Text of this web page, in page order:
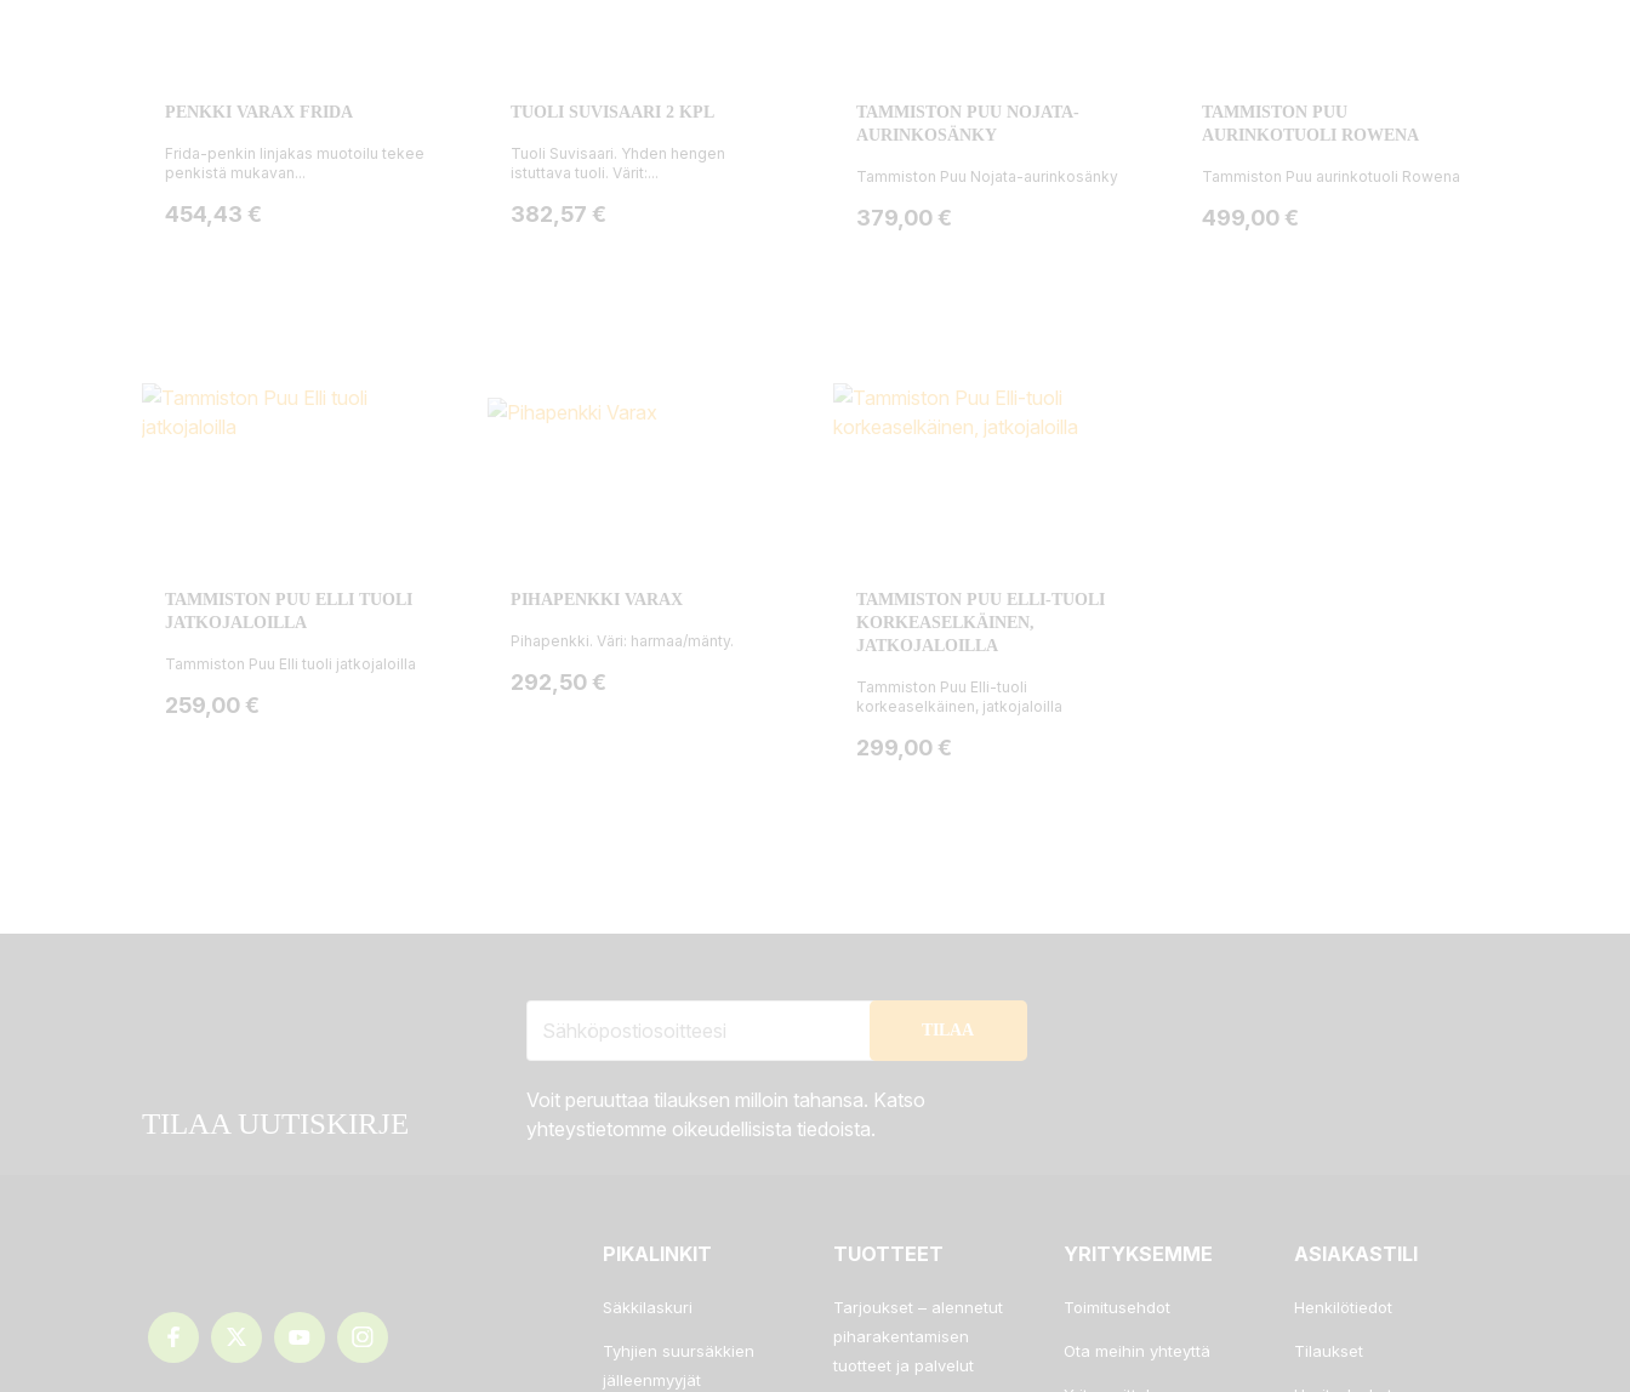
PENKKI VARAX FRIDA
Frida-penkin linjakas muotoilu tekee
penkistä mukavan...
Hinta
454,43 €
TUOLI SUVISAARI 2 KPL
Tuoli Suvisaari. Yhden hengen
istuttava tuoli. Värit:...
Hinta
382,57 €
TAMMISTON PUU NOJATA-
AURINKOSÄNKY
Tammiston Puu Nojata-aurinkosänky
Hinta
379,00 €
TAMMISTON PUU
AURINKOTUOLI ROWENA
Tammiston Puu aurinkotuoli Rowena
Hinta
499,00 €
TAMMISTON PUU ELLI TUOLI
JATKOJALOILLA
Tammiston Puu Elli tuoli jatkojaloilla
Hinta
259,00 €
PIHAPENKKI VARAX
Pihapenkki. Väri: harmaa/mänty.
Hinta
292,50 €
TAMMISTON PUU ELLI-TUOLI
KORKEASELKÄINEN,
JATKOJALOILLA
Tammiston Puu Elli-tuoli
korkeaselkäinen, jatkojaloilla
Hinta
299,00 €
TILAA UUTISKIRJE
Voit peruuttaa tilauksen milloin tahansa. Katso
yhteystietomme oikeudellisista tiedoista.
PIKALINKIT
Säkkilaskuri
Tyhjien suursäkkien
jälleenmyyjät
TUOTTEET
Tarjoukset – alennetut
piharakentamisen
tuotteet ja palvelut
YRITYKSEMME
Toimitusehdot
Ota meihin yhteyttä
ASIAKASTILI
Henkilötiedot
Tilaukset